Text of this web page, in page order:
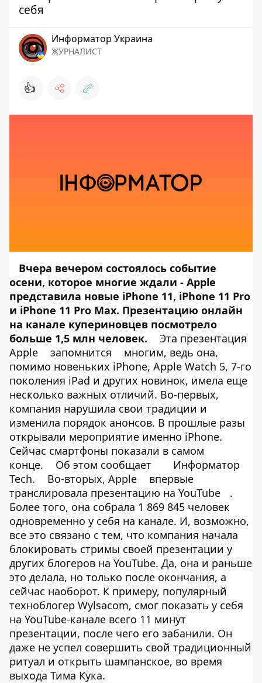
себя
Информатор Украина
ЖУРНАЛИСТ
👍
Вчера вечером состоялось событие
осени, которое многие ждали - Apple
представила новые iPhone 11, iPhone 11 Pro
и iPhone 11 Pro Max. Презентацию онлайн
на канале купериновцев посмотрело
больше 1,5 млн человек.
Эта презентация
Apple
запомнится
многим, ведь она,
помимо новеньких iPhone, Apple Watch 5, 7-го
поколения iPad и других новинок, имела еще
несколько важных отличий. Во-первых,
компания нарушила свои традиции и
изменила порядок анонсов. В прошлые разы
открывали мероприятие именно iPhone.
Сейчас смартфоны показали в самом
конце.
Об этом сообщает
Информатор
Tech. Во-вторых, Apple
впервые
транслировала презентацию на YouTube
.
Более того, она собрала 1 869 845 человек
одновременно у себя на канале. И, возможно,
все это связано с тем, что компания начала
блокировать стримы своей презентации у
других блогеров на YouTube. Да, она и раньше
это делала, но только после окончания, а
сейчас наоборот. К примеру, популярный
техноблогер Wylsacom, смог показать у себя
на YouTube-канале всего 11 минут
презентации, после чего его забанили. Он
даже не успел совершить свой традиционный
ритуал и открыть шампанское, во время
выхода Тима Кука.